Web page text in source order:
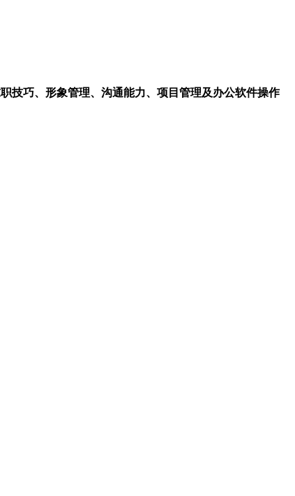
技巧、形象管理、沟通能力、项目管理及办公软件操作